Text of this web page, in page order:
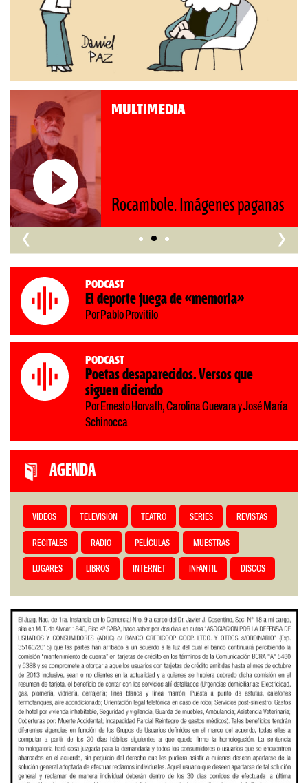
MULTIMEDIA
Rocambole. Imágenes paganas
‹ ›
Podcast
El deporte juega de «memoria»
Por Pablo Provitilo
Podcast
Poetas desaparecidos. Versos que
siguen diciendo
Por Ernesto Horvath, Carolina Guevara y José María
Schinocca
AGENDA
VIDEOS TELEVISIÓN TEATRO SERIES REVISTAS
RECITALES RADIO PELÍCULAS MUESTRAS
LUGARES LIBROS INTERNET INFANTIL DISCOS